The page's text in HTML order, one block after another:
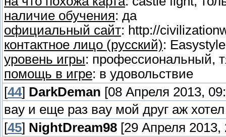
наличие обучения: да
официальный сайт: http://
контактное лицо (русский):
уровень игры: профессиональный,
помощь в игре: в удовольствие
[44] DarkDeman [08 Апреля 2013,
вау и еще раз вау мой друг аж
[45] NightDream98 [29 Апреля 2013,